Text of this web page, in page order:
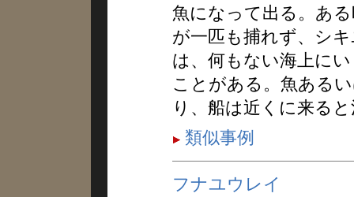
魚になって出る。あ
が一匹も捕れず、シ
は、何もない海上に
ことがある。魚ある
り、船は近くに来る
類似事例
フナユウレイ